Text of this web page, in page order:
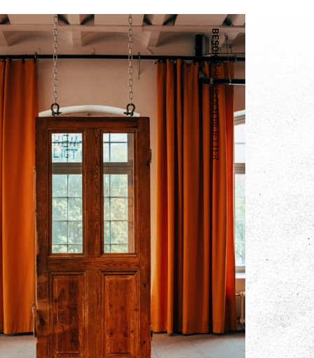
BESÖK
PRISER OCH BILJETTER
"Finns väldigt
mycket att göra
och man
spenderar lätt
en heldag."